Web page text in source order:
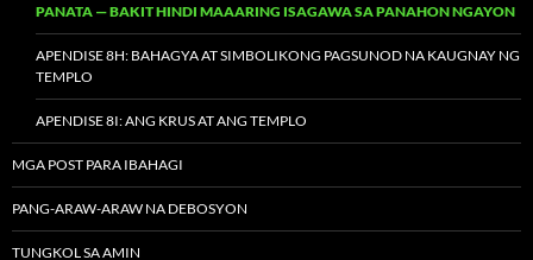
PANATA — BAKIT HINDI MAAARING ISAGAWA SA PANAHON NGAYON
APENDISE 8H: BAHAGYA AT SIMBOLIKONG PAGSUNOD NA KAUGNAY NG
TEMPLO
APENDISE 8I: ANG KRUS AT ANG TEMPLO
MGA POST PARA IBAHAGI
PANG-ARAW-ARAW NA DEBOSYON
TUNGKOL SA AMIN